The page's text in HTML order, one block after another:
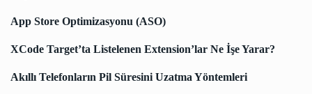
App Store Optimizasyonu (ASO)
XCode Target’ta Listelenen Extension’lar Ne İşe Yarar?
Akıllı Telefonların Pil Süresini Uzatma Yöntemleri